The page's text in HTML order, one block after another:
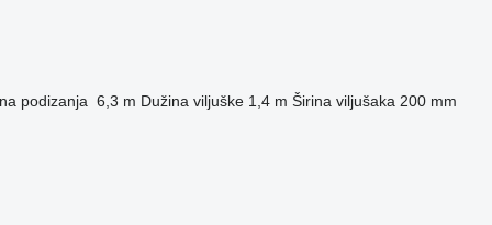
podizanja 6,3 m Dužina viljuške 1,4 m Širina viljušaka 200 mm